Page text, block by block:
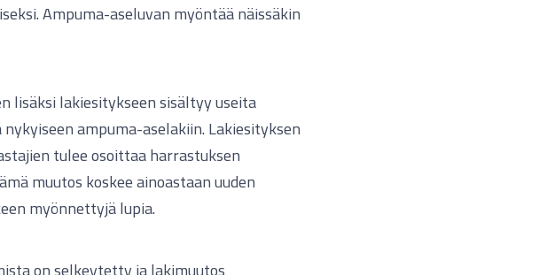
Ampuma-aseluvan myöntää näissäkin
lisäksi lakiesitykseen sisältyy useita
ampuma-aselakiin. Lakiesityksen
tulee osoittaa harrastuksen
muutos koskee ainoastaan uuden
myönnettyjä lupia.
on selkeytetty ja lakimuutos